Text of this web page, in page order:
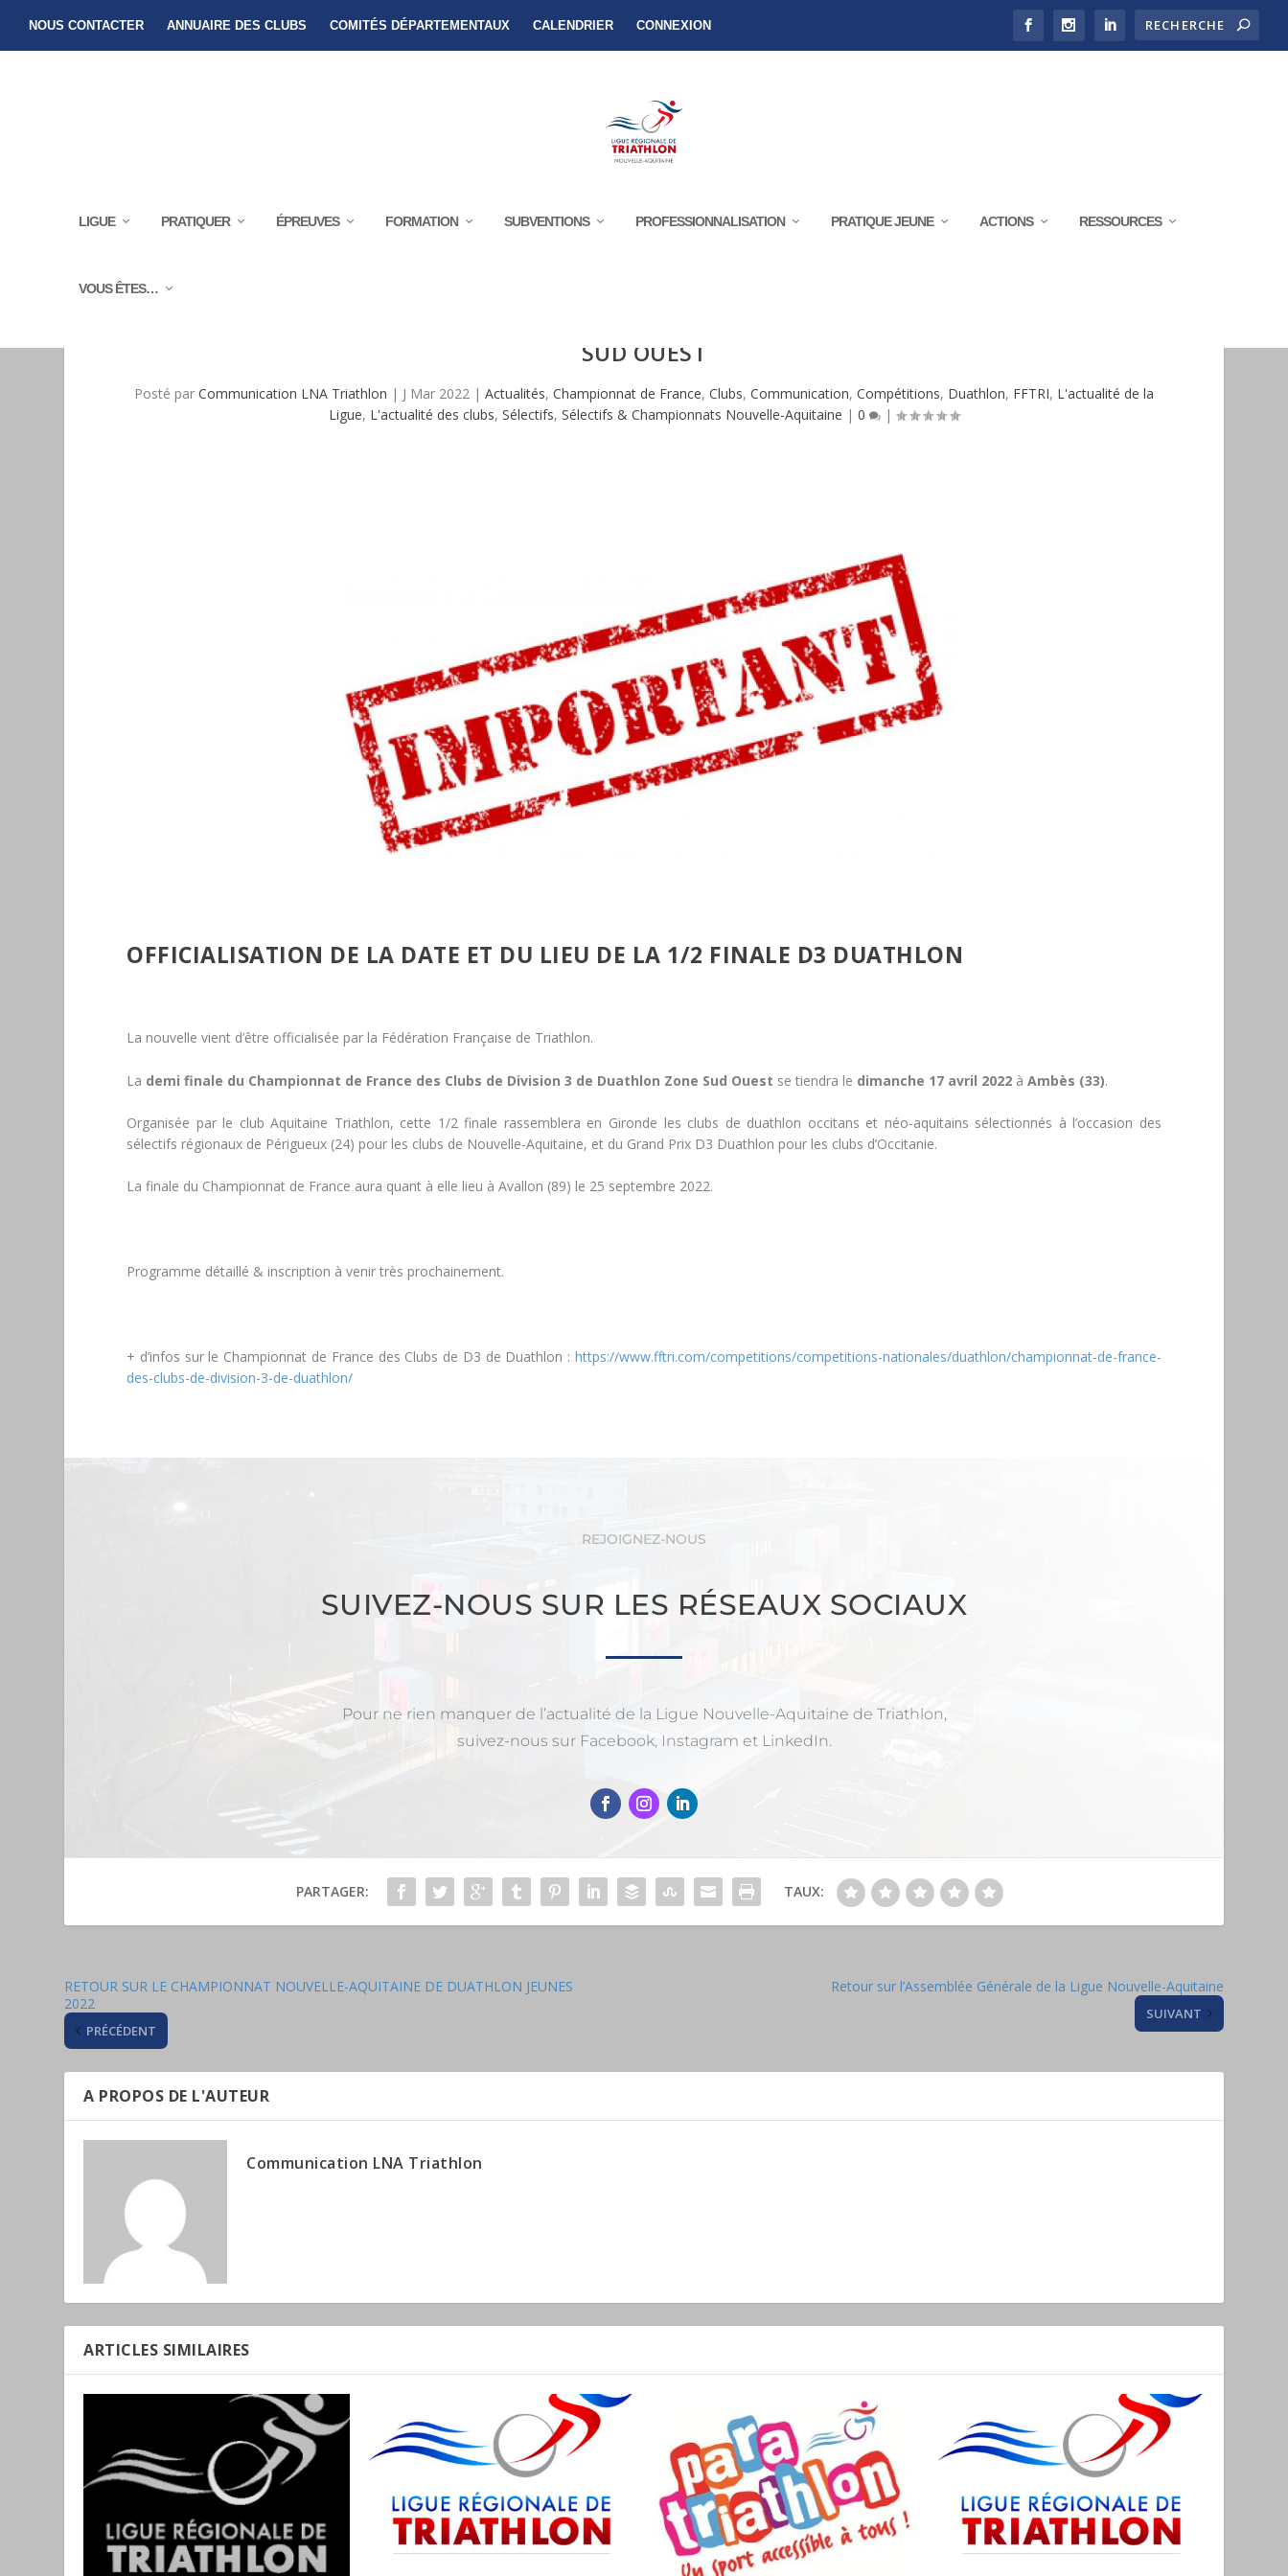
NOUS CONTACTER ANNUAIRE DES CLUBS COMITÉS DÉPARTEMENTAUX CALENDRIER CONNEXION
LIGUE PRATIQUER ÉPREUVES FORMATION SUBVENTIONS PROFESSIONNALISATION PRATIQUE JEUNE ACTIONS RESSOURCES
VOUS ÊTES…
SUD OUEST
Posté par Communication LNA Triathlon | J Mar 2022 | Actualités, Championnat de France, Clubs, Communication, Compétitions, Duathlon, FFTRI, L'actualité de la
Ligue, L'actualité des clubs, Sélectifs, Sélectifs & Championnats Nouvelle-Aquitaine | 0 |
OFFICIALISATION DE LA DATE ET DU LIEU DE LA 1/2 FINALE D3 DUATHLON
La nouvelle vient d’être officialisée par la Fédération Française de Triathlon.
La demi finale du Championnat de France des Clubs de Division 3 de Duathlon Zone Sud Ouest se tiendra le dimanche 17 avril 2022 à Ambès (33).
Organisée par le club Aquitaine Triathlon, cette 1/2 finale rassemblera en Gironde les clubs de duathlon occitans et néo-aquitains sélectionnés à l’occasion des
sélectifs régionaux de Périgueux (24) pour les clubs de Nouvelle-Aquitaine, et du Grand Prix D3 Duathlon pour les clubs d’Occitanie.
La finale du Championnat de France aura quant à elle lieu à Avallon (89) le 25 septembre 2022.
Programme détaillé & inscription à venir très prochainement.
+ d’infos sur le Championnat de France des Clubs de D3 de Duathlon : https://www.fftri.com/competitions/competitions-nationales/duathlon/championnat-de-france-
des-clubs-de-division-3-de-duathlon/
REJOIGNEZ-NOUS
SUIVEZ-NOUS SUR LES RÉSEAUX SOCIAUX
Pour ne rien manquer de l’actualité de la Ligue Nouvelle-Aquitaine de Triathlon,
suivez-nous sur Facebook, Instagram et LinkedIn.
PARTAGER: TAUX:
RETOUR SUR LE CHAMPIONNAT NOUVELLE-AQUITAINE DE DUATHLON JEUNES
2022
PRÉCÉDENT
Retour sur l’Assemblée Générale de la Ligue Nouvelle-Aquitaine
SUIVANT
A PROPOS DE L'AUTEUR
Communication LNA Triathlon
ARTICLES SIMILAIRES